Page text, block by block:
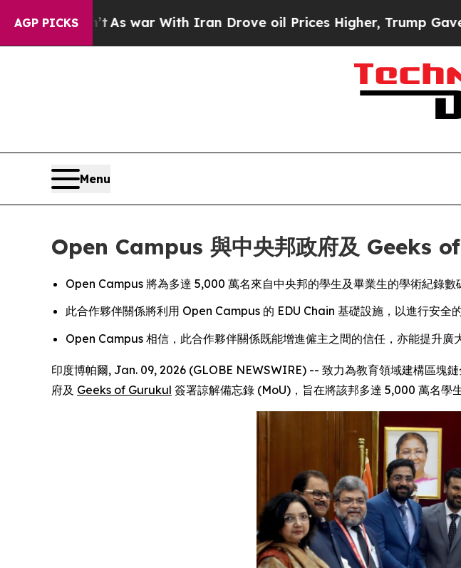
AGP PICKSAs war With Iran Drove oil Prices Higher, Trump Gave
Menu
Open Campus 與中央邦政府及 Geeks
Open Campus 將為多達 5,000 萬名來自中央邦的學生及畢業生的學術紀錄數
此合作夥伴關係將利用 Open Campus 的 EDU Chain 基礎設施，以進行安全的
Open Campus 相信，此合作夥伴關係既能增進僱主之間的信任，亦能提升廣
印度博帕爾, Jan. 09, 2026 (GLOBE NEWSWIRE) -- 致力為教育領域建構區塊
府及 Geeks of Gurukul 簽署諒解備忘錄 (MoU)，旨在將該邦多達 5,000 萬名學